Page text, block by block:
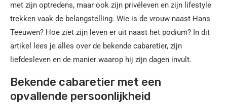
met zijn optredens, maar ook zijn privéleven en zijn lifestyle
trekken vaak de belangstelling. Wie is de vrouw naast Hans
Teeuwen? Hoe ziet zijn leven er uit naast het podium? In dit
artikel lees je alles over de bekende cabaretier, zijn
liefdesleven en de manier waarop hij zijn dagen invult.
Bekende cabaretier met een
opvallende persoonlijkheid